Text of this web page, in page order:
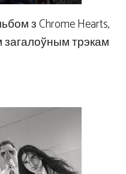
з Chrome Hearts,
загалоўным трэкам